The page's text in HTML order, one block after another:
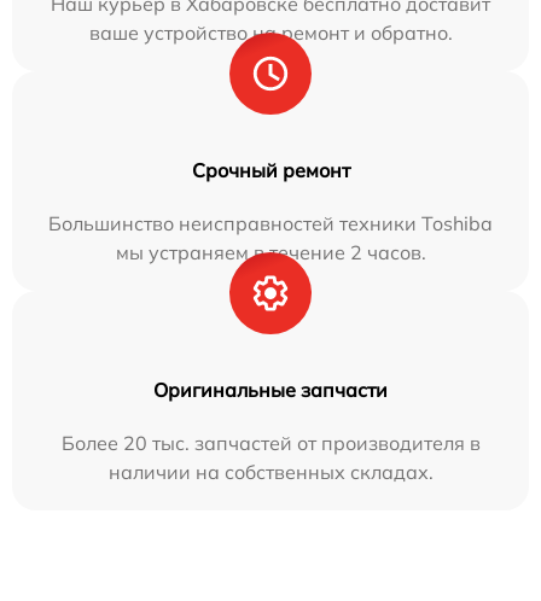
ваше устройство на ремонт и обратно.
Срочный ремонт
Большинство неисправностей техники Toshiba
мы устраняем в течение 2 часов.
Оригинальные запчасти
Более 20 тыс. запчастей от производителя в
наличии на собственных складах.